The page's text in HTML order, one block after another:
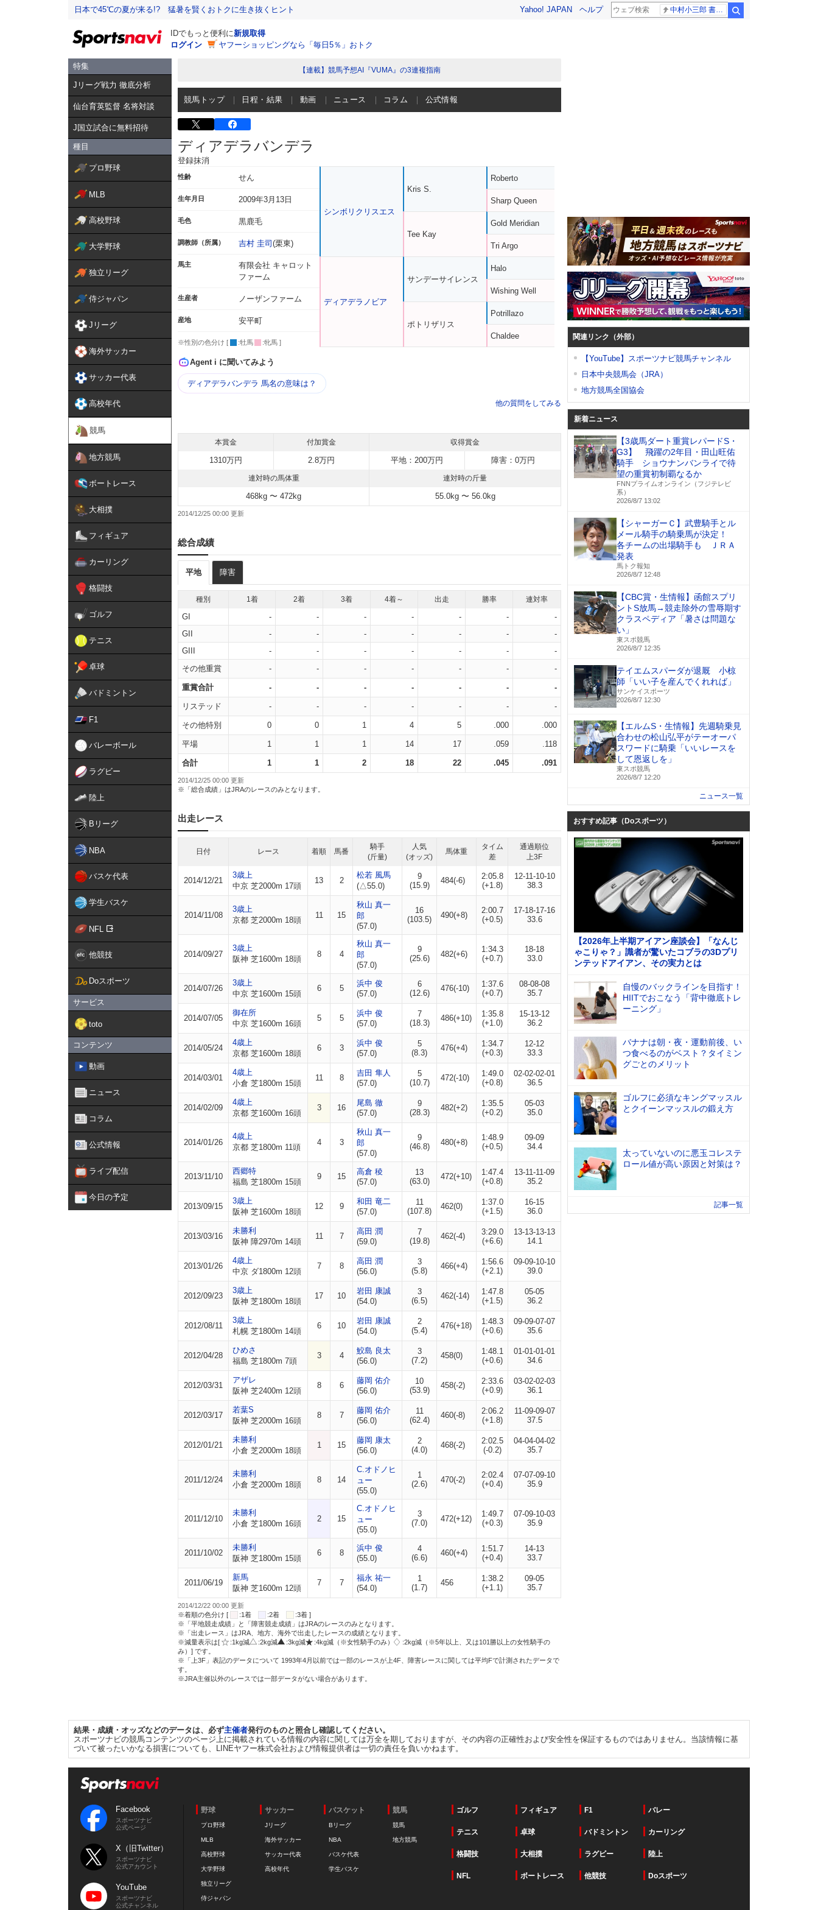
日本で45℃の夏が来る!? 猛暑を賢くおトクに生き抜くヒント Yahoo! JAPAN ヘルプ
IDでもっと便利に新規取得
ログイン
ヤフーショッピングなら「毎日5％」おトク
特集
Jリーグ戦力 徹底分析
仙台育英監督 名将対談
J国立試合に無料招待
種目
プロ野球
MLB
高校野球
大学野球
独立リーグ
侍ジャパン
Jリーグ
海外サッカー
サッカー代表
高校年代
競馬
地方競馬
ボートレース
大相撲
フィギュア
カーリング
格闘技
ゴルフ
テニス
卓球
バドミントン
F1
バレーボール
ラグビー
陸上
Bリーグ
NBA
バスケ代表
学生バスケ
NFL
他競技
Doスポーツ
サービス
toto
コンテンツ
動画
ニュース
コラム
公式情報
ライブ配信
今日の予定
【連載】競馬予想AI『VUMA』の3連複指南
競馬トップ 日程・結果 動画 ニュース コラム 公式情報
ディアデラバンデラ
登録抹消
性齢 せん
生年月日 2009年3月13日
毛色 黒鹿毛
調教師（所属） 吉村 圭司 (栗東)
馬主
有限会社 キャロット
ファーム
生産者 ノーザンファーム
産地 安平町
※性別の色分け [ :牡馬 :牝馬 ]
シンボリクリスエス
ディアデラノビア
Kris S.
Tee Kay
サンデーサイレンス
ポトリザリス
Roberto
Sharp Queen
Gold Meridian
Tri Argo
Halo
Wishing Well
Potrillazo
Chaldee
Agent i に聞いてみよう
ディアデラバンデラ 馬名の意味は？
他の質問をしてみる
本賞金 付加賞金 収得賞金
1310万円 2.8万円 平地：200万円 障害：0万円
連対時の馬体重 連対時の斤量
468kg 〜 472kg 55.0kg 〜 56.0kg
2014/12/25 00:00
総合成績
平地 障害
種別 1着 2着 3着 4着～ 出走 勝率 連対率
GI - - - - - -
-
GII
- - - - - -
-
GIII
- - - - - -
-
その他重賞
- - - - - - -
重賞合計 - - - - - - -
リステッド - - - - - - -
その他特別 0 0 1 4 5 .000 .000
平場 1 1 1 14 17 .059 .118
合計 1 1 2 18 22 .045 .091
2014/12/25 00:00 更新
※「総合成績」はJRAのレースのみとなります。
出走レース
日付 レース 着順 馬番
騎手
(斤量)
人気
(オッズ)
馬体重
タイム
差
通過順位
上3F
2014/12/21
3歳上
中京 芝2000m 17頭
13 2
松若 風馬
(△55.0)
9
(15.9)
484(-6)
2:05.8
(+1.8)
12-11-10-10
38.3
2014/11/08
3歳上
京都 芝2000m 18頭
11 15
秋山 真一
郎
(57.0)
16
(103.5)
490(+8)
2:00.7
(+0.5)
17-18-17-16
33.6
2014/09/27
3歳上
阪神 芝1600m 18頭
8 4
秋山 真一
郎
(57.0)
9
(25.6)
482(+6)
1:34.3
(+0.7)
18-18
33.0
2014/07/26
3歳上
中京 芝1600m 15頭
6 5
浜中 俊
(57.0)
6
(12.6)
476(-10)
1:37.6
(+0.7)
08-08-08
35.7
2014/07/05
御在所
中京 芝1600m 16頭
5 5
浜中 俊
(57.0)
7
(18.3)
486(+10)
1:35.8
(+1.0)
15-13-12
36.2
2014/05/24
4歳上
京都 芝1600m 18頭
6 3
浜中 俊
(57.0)
5
(8.3)
476(+4)
1:34.7
(+0.3)
12-12
33.3
2014/03/01
4歳上
小倉 芝1800m 15頭
11 8
吉田 隼人
(57.0)
5
(10.7)
472(-10)
1:49.0
(+0.8)
02-02-02-01
36.5
2014/02/09
4歳上
京都 芝1600m 16頭
3 16
尾島 徹
(57.0)
9
(28.3)
482(+2)
1:35.5
(+0.2)
05-03
35.0
2014/01/26
4歳上
京都 芝1800m 11頭
4 3
秋山 真一
郎
(57.0)
9
(46.8)
480(+8)
1:48.9
(+0.5)
09-09
34.4
2013/11/10
西郷特
福島 芝1800m 15頭
9 15
高倉 稜
(57.0)
13
(63.0)
472(+10)
1:47.4
(+0.8)
13-11-11-09
35.2
2013/09/15
3歳上
阪神 芝1600m 18頭
12 9
和田 竜二
(57.0)
11
(107.8)
462(0)
1:37.0
(+1.5)
16-15
36.0
2013/03/16
未勝利
阪神 障2970m 14頭
11 7
高田 潤
(59.0)
7
(19.8)
462(-4)
3:29.0
(+6.6)
13-13-13-13
14.1
2013/01/26
4歳上
中京 ダ1800m 12頭
7 8
高田 潤
(56.0)
3
(5.8)
466(+4)
1:56.6
(+2.1)
09-09-10-10
39.0
2012/09/23
3歳上
阪神 芝1800m 18頭
17 10
岩田 康誠
(54.0)
3
(6.5)
462(-14)
1:47.8
(+1.5)
05-05
36.2
2012/08/11
3歳上
札幌 芝1800m 14頭
6 10
岩田 康誠
(54.0)
2
(5.4)
476(+18)
1:48.3
(+0.6)
09-09-07-07
35.6
2012/04/28
ひめさ
福島 芝1800m 7頭
3 4
鮫島 良太
(56.0)
3
(7.2)
458(0)
1:48.1
(+0.6)
01-01-01-01
34.6
2012/03/31
アザレ
阪神 芝2400m 12頭
8 6
藤岡 佑介
(56.0)
10
(53.9)
458(-2)
2:33.6
(+0.9)
03-02-02-03
36.1
2012/03/17
若葉S
阪神 芝2000m 16頭
8 7
藤岡 佑介
(56.0)
11
(62.4)
460(-8)
2:06.2
(+1.8)
11-09-09-07
37.5
2012/01/21
未勝利
小倉 芝2000m 18頭
1 15
藤岡 康太
(56.0)
2
(4.0)
468(-2)
2:02.5
(-0.2)
04-04-04-02
35.7
2011/12/24
未勝利
小倉 芝2000m 18頭
8 14
C.オドノヒ
ュー
(55.0)
1
(2.6)
470(-2)
2:02.4
(+0.4)
07-07-09-10
35.9
2011/12/10
未勝利
小倉 芝1800m 16頭
2 15
C.オドノヒ
ュー
(55.0)
3
(7.0)
472(+12)
1:49.7
(+0.3)
07-09-10-03
35.9
2011/10/02
未勝利
阪神 芝1800m 15頭
6 8
浜中 俊
(55.0)
4
(6.6)
460(+4)
1:51.7
(+0.4)
14-13
33.7
2011/06/19
新馬
阪神 芝1600m 12頭
7 7
福永 祐一
(54.0)
1
(1.7)
456
1:38.2
(+1.1)
09-05
35.7
2014/12/22 00:00 更新
※着順の色分け [
:1着 :2着
:3着 ]
※「平地競走成績」と「障害競走成績」はJRAのレースのみとなります。
※「出走レース」はJRA、地方、海外で出走したレースの成績となります。
※減量表示は[
:1kg減 :2kg減 :3kg減 :4kg減（※女性騎手のみ）
:2kg減（※5年以上、又は101勝以上の女性騎手の
み）] です。
※「上3F」表記のデータについて 1993年4月以前では一部のレースが上4F、障害レースに関しては平均Fで計測されたデータで
す。
※JRA主催以外のレースでは一部データがない場合があります。
関連リンク（外部）
【YouTube】スポーツナビ競馬チャンネル
日本中央競馬会（JRA）
地方競馬全国協会
新着ニュース
【3歳馬ダート重賞レパードS・
G3】 飛躍の2年目・田山旺佑
騎手 ショウナンバンライで待
望の重賞初制覇なるか
FNNプライムオンライン（フジテレビ
系）
2026/8/7 13:02
【シャーガーＣ】武豊騎手とル
メール騎手の騎乗馬が決定！
各チームの出場騎手も ＪＲＡ
発表
馬トク報知
2026/8/7 12:48
【CBC賞・生情報】函館スプリ
ントS放馬→競走除外の雪辱期す
クラスペディア「暑さは問題な
い」
東スポ競馬
2026/8/7 12:35
テイエムスパーダが退厩 小椋
師「いい子を産んでくれれば」
サンケイスポーツ
2026/8/7 12:30
【エルムS・生情報】先週騎乗見
合わせの松山弘平がテーオーパ
スワードに騎乗「いいレースを
して恩返しを」
東スポ競馬
2026/8/7 12:20
ニュース一覧
おすすめ記事（Doスポーツ）
【2026年上半期アイアン座談会】「なんじ
ゃこりゃ？」識者が驚いたコブラの3Dプリ
ンテッドアイアン、その実力とは
自慢のバックラインを目指す！
HIITでおこなう「背中徹底トレ
ーニング」
バナナは朝・夜・運動前後、い
つ食べるのがベスト？タイミン
グごとのメリット
ゴルフに必須なキングマッスル
とクイーンマッスルの鍛え方
太っていないのに悪玉コレステ
ロール値が高い原因と対策は？
記事一覧
結果・成績・オッズなどのデータは、必ず主催者発行のものと照合し確認してください。
スポーツナビの競馬コンテンツのページ上に掲載されている情報の内容に関しては万全を期しておりますが、その内容の正確性および安全性を保証するものではありません。当該情報に基
づいて被ったいかなる損害についても、LINEヤフー株式会社および情報提供者は一切の責任を負いかねます。
Facebook
スポーツナビ
公式ページ
X（旧Twitter）
スポーツナビ
公式アカウント
YouTube
スポーツナビ
公式チャンネル
野球
プロ野球
MLB
高校野球
大学野球
独立リーグ
侍ジャパン
サッカー
Jリーグ
海外サッカー
サッカー代表
高校年代
バスケット
Bリーグ
NBA
バスケ代表
学生バスケ
競馬
競馬
地方競馬
ゴルフ フィギュア F1 バレー
テニス 卓球 バドミントン カーリング
格闘技 大相撲 ラグビー 陸上
NFL ボートレース 他競技 Doスポーツ